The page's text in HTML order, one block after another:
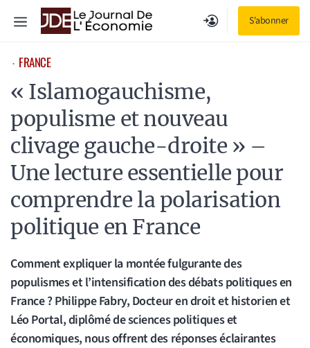
S'abonner
Menu
⋅ FRANCE
« Islamogauchisme,
populisme et nouveau
clivage gauche-droite » –
Une lecture essentielle pour
comprendre la polarisation
politique en France
Comment expliquer la montée fulgurante des
populismes et l’intensification des débats politiques en
France ? Philippe Fabry, Docteur en droit et historien et
Léo Portal, diplômé de sciences politiques et
économiques, nous offrent des réponses éclairantes